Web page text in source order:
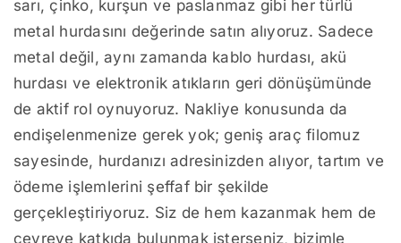
sarı, çinko, kurşun ve paslanmaz gibi her türlü
metal hurdasını değerinde satın alıyoruz. Sadece
metal değil, aynı zamanda kablo hurdası, akü
hurdası ve elektronik atıkların geri dönüşümünde
de aktif rol oynuyoruz. Nakliye konusunda da
endişelenmenize gerek yok; geniş araç filomuz
sayesinde, hurdanızı adresinizden alıyor, tartım ve
ödeme işlemlerini şeffaf bir şekilde
gerçekleştiriyoruz. Siz de hem kazanmak hem de
çevreye katkıda bulunmak isterseniz, bizimle